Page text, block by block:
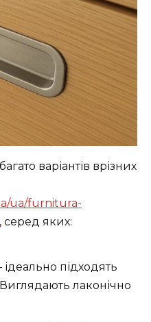
варіантів врізних
ua/furnitura-
, серед яких:
ідеально підходять
лаконічно